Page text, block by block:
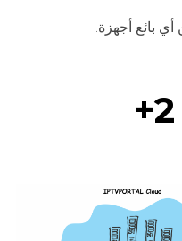
بائع أجهزة.